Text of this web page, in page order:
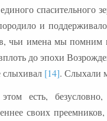
спасительного
и
чьи имена мы помним
до эпохи
[14]. Слыхали
есть, безусловно,
своих